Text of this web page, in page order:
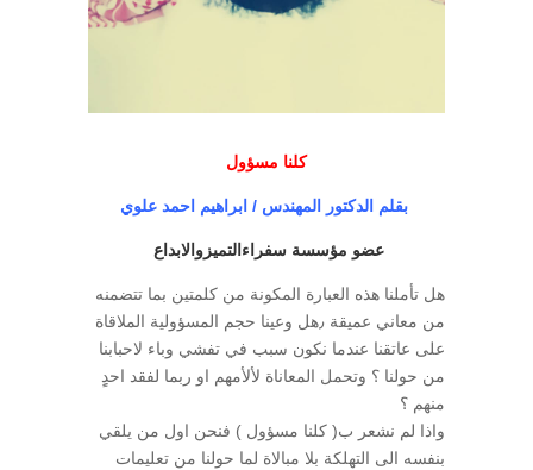
كلنا مسؤول
بقلم الدكتور المهندس / ابراهيم احمد علوي
عضو مؤسسة سفراءالتميزوالابداع
هل تأملنا هذه العبارة المكونة من كلمتين بما تتضمنه
من معاني عميقة ٫هل وعينا حجم المسؤولية الملاقاة
على عاتقنا عندما نكون سبب في تفشي وباء لاحبابنا
من حولنا ؟ وتحمل المعاناة لألأمهم او ربما لفقد احدٍِ
منهم ؟
واذا لم نشعر ب( كلنا مسؤول ) فنحن اول من يلقي
بنفسه الى التهلكة بلا مبالاة لما حولنا من تعليمات